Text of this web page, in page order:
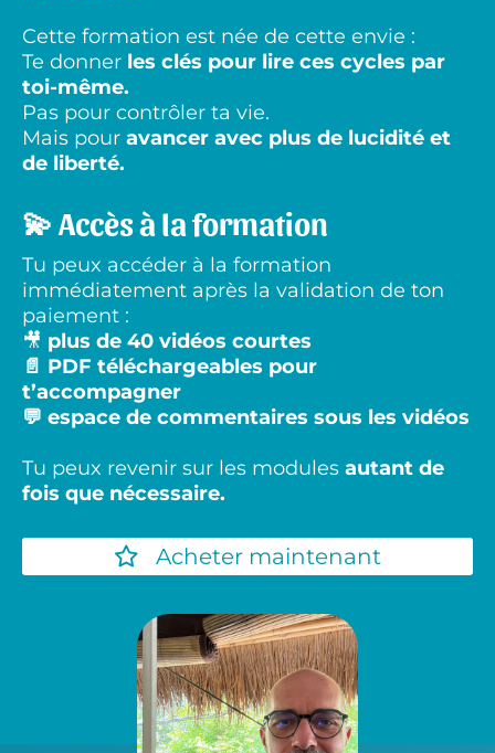
Cette formation est née de cette envie :
Te donner les clés pour lire ces cycles par
toi-même.
Pas pour contrôler ta vie.
Mais pour avancer avec plus de lucidité et
de liberté.
💫 Accès à la formation
Tu peux accéder à la formation
immédiatement après la validation de ton
paiement :
🎥 plus de 40 vidéos courtes
📄 PDF téléchargeables pour
t’accompagner
💬 espace de commentaires sous les vidéos
Tu peux revenir sur les modules autant de
fois que nécessaire.
Acheter maintenant